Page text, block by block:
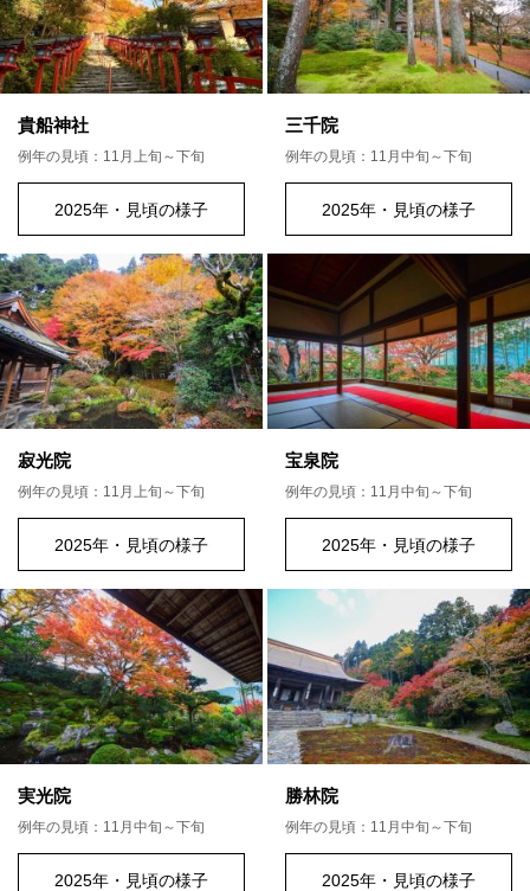
貴船神社
例年の見頃：11月上旬～下旬
2025年・見頃の様子
三千院
例年の見頃：11月中旬～下旬
2025年・見頃の様子
寂光院
例年の見頃：11月上旬～下旬
2025年・見頃の様子
宝泉院
例年の見頃：11月中旬～下旬
2025年・見頃の様子
実光院
例年の見頃：11月中旬～下旬
2025年・見頃の様子
勝林院
例年の見頃：11月中旬～下旬
2025年・見頃の様子